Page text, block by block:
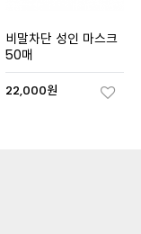
비말차단 성인 마스크
50매
22,000원